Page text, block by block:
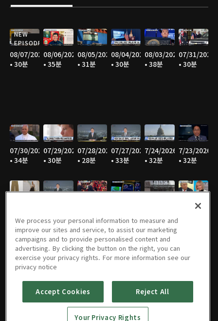
NEW
EPISODE
08/07/2026
• 30분
08/06/2026
• 35분
08/05/2026
• 31분
08/04/2026
• 30분
08/03/2026
• 38분
07/31/2026
• 30분
07/30/2026
• 34분
07/29/2026
• 30분
07/28/2026
• 28분
07/27/2026
• 33분
7/24/2026
• 32분
7/23/2026
• 32분
• 30분
• 30분
7/15/2026
07/14/2026
• 34분
07/13/2026
• 33분
07/09/202607/08/202607/07/202607/06/2026
07/01/202606/30/202606/29/2026
We process your personal information to measure and
improve our sites and service, to assist our marketing
campaigns and to provide personalised content and
advertising. By clicking the button on the right, you can
exercise your privacy rights. For more information see our
privacy notice
Accept Cookies Reject All
Your Privacy Rights